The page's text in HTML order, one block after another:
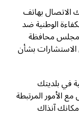
بهاتف
الوطنية ضد
مجلس محافظة
بشأن
في بلديتك
الأمور المرتبطة
آنذاك